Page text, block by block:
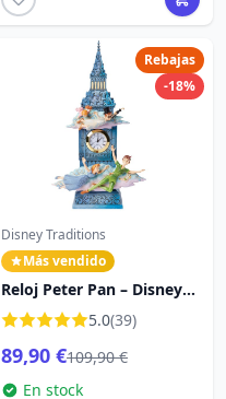
Rebajas
-18%
Disney Traditions
Más vendido
Reloj Peter Pan – Disney
Traditions
5.0(39)
89,90 €109,90 €
En stock